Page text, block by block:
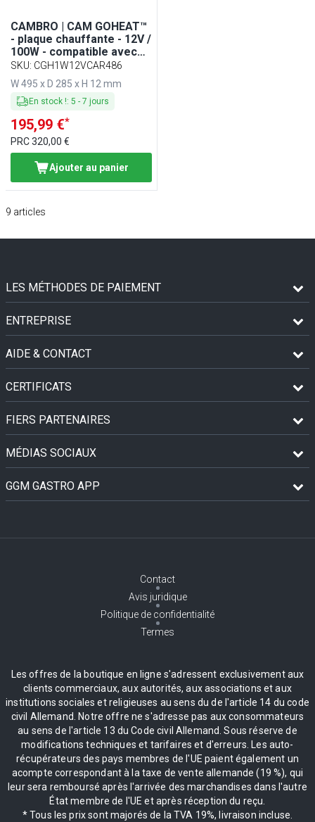
CAMBRO | CAM GOHEAT™
- plaque chauffante - 12V /
100W - compatible avec
les CAM GOBOXEN®
SKU: CGH1W12VCAR486
W 495 x D 285 x H 12 mm
En stock !: 5 - 7 jours
195,99 €*
PRC320,00 €
Ajouter au panier
9 articles
LES MÉTHODES DE PAIEMENT
ENTREPRISE
AIDE & CONTACT
CERTIFICATS
FIERS PARTENAIRES
MÉDIAS SOCIAUX
GGM GASTRO APP
Contact
Avis juridique
Politique de confidentialité
Termes
Les offres de la boutique en ligne s'adressent exclusivement aux
clients commerciaux, aux autorités, aux associations et aux
institutions sociales et religieuses au sens du de l'article 14 du code
civil Allemand. Notre offre ne s'adresse pas aux consommateurs
au sens de l'article 13 du Code civil Allemand. Sous réserve de
modifications techniques et tarifaires et d'erreurs. Les auto-
récupérateurs des pays membres de l'UE paient également un
acompte correspondant à la taxe de vente allemande (19 %), qui
leur sera remboursé après l'arrivée des marchandises dans l'autre
État membre de l'UE et après réception du reçu.
* Tous les prix sont majorés de la TVA 19%, livraison incluse.